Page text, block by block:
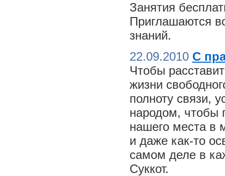
Занятия
Приглашаются
знаний.
22.09.2010 С
Чтобы
жизни
полноту связи,
народом, чтобы
нашего места в
и даже как-то
самом деле в
Суккот.